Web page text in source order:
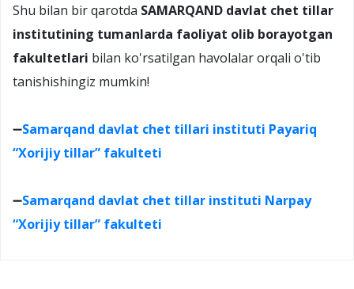
Shu bilan bir qarotda SAMARQAND davlat chet tillar
institutining tumanlarda faoliyat olib borayotgan
fakultetlari bilan ko'rsatilgan havolalar orqali o'tib
tanishishingiz mumkin!
➖Samarqand davlat chet tillari instituti Payariq
“Xorijiy tillar” fakulteti
➖Samarqand davlat chet tillar instituti Narpay
“Xorijiy tillar” fakulteti